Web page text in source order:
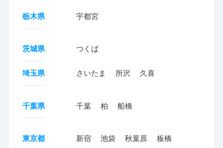
栃木県 宇都宮
茨城県 つくば
埼玉県 さいたま 所沢 久喜
千葉県 千葉 柏 船橋
東京都 新宿 池袋 秋葉原 板橋